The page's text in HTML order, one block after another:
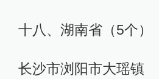
十八、湖南省（5个）
长沙市浏阳市大瑶镇